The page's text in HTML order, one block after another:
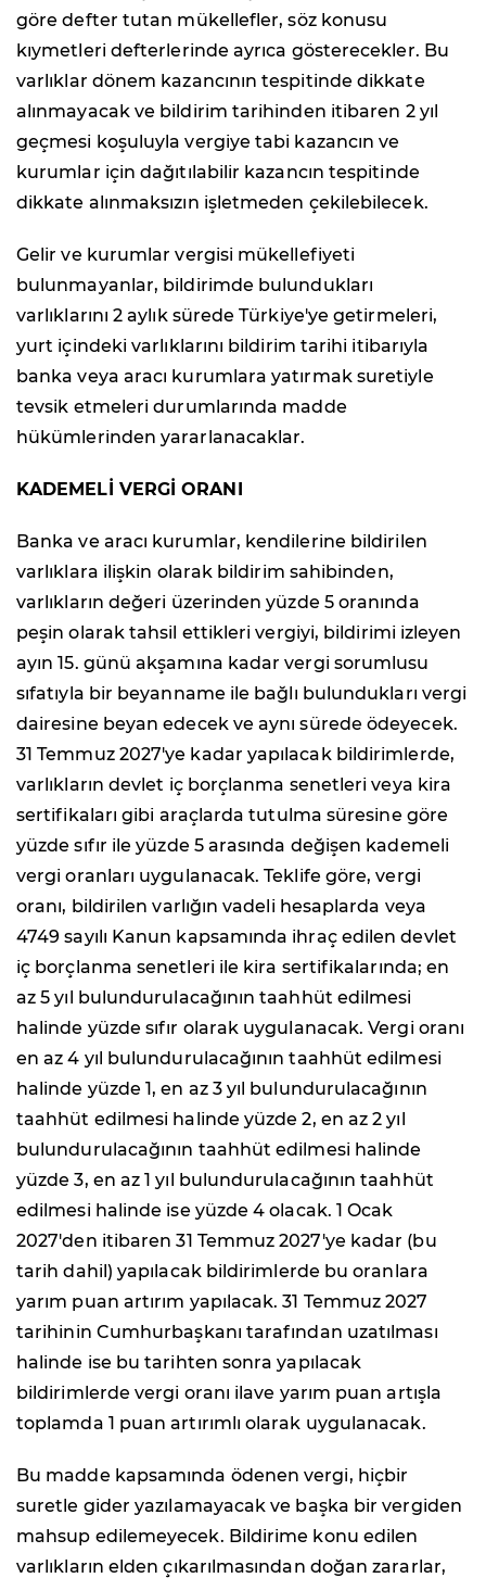
göre defter tutan mükellefler, söz konusu
kıymetleri defterlerinde ayrıca gösterecekler. Bu
varlıklar dönem kazancının tespitinde dikkate
alınmayacak ve bildirim tarihinden itibaren 2 yıl
geçmesi koşuluyla vergiye tabi kazancın ve
kurumlar için dağıtılabilir kazancın tespitinde
dikkate alınmaksızın işletmeden çekilebilecek.
Gelir ve kurumlar vergisi mükellefiyeti
bulunmayanlar, bildirimde bulundukları
varlıklarını 2 aylık sürede Türkiye'ye getirmeleri,
yurt içindeki varlıklarını bildirim tarihi itibarıyla
banka veya aracı kurumlara yatırmak suretiyle
tevsik etmeleri durumlarında madde
hükümlerinden yararlanacaklar.
KADEMELİ VERGİ ORANI
Banka ve aracı kurumlar, kendilerine bildirilen
varlıklara ilişkin olarak bildirim sahibinden,
varlıkların değeri üzerinden yüzde 5 oranında
peşin olarak tahsil ettikleri vergiyi, bildirimi izleyen
ayın 15. günü akşamına kadar vergi sorumlusu
sıfatıyla bir beyanname ile bağlı bulundukları vergi
dairesine beyan edecek ve aynı sürede ödeyecek.
31 Temmuz 2027'ye kadar yapılacak bildirimlerde,
varlıkların devlet iç borçlanma senetleri veya kira
sertifikaları gibi araçlarda tutulma süresine göre
yüzde sıfır ile yüzde 5 arasında değişen kademeli
vergi oranları uygulanacak. Teklife göre, vergi
oranı, bildirilen varlığın vadeli hesaplarda veya
4749 sayılı Kanun kapsamında ihraç edilen devlet
iç borçlanma senetleri ile kira sertifikalarında; en
az 5 yıl bulundurulacağının taahhüt edilmesi
halinde yüzde sıfır olarak uygulanacak. Vergi oranı
en az 4 yıl bulundurulacağının taahhüt edilmesi
halinde yüzde 1, en az 3 yıl bulundurulacağının
taahhüt edilmesi halinde yüzde 2, en az 2 yıl
bulundurulacağının taahhüt edilmesi halinde
yüzde 3, en az 1 yıl bulundurulacağının taahhüt
edilmesi halinde ise yüzde 4 olacak. 1 Ocak
2027'den itibaren 31 Temmuz 2027'ye kadar (bu
tarih dahil) yapılacak bildirimlerde bu oranlara
yarım puan artırım yapılacak. 31 Temmuz 2027
tarihinin Cumhurbaşkanı tarafından uzatılması
halinde ise bu tarihten sonra yapılacak
bildirimlerde vergi oranı ilave yarım puan artışla
toplamda 1 puan artırımlı olarak uygulanacak.
Bu madde kapsamında ödenen vergi, hiçbir
suretle gider yazılamayacak ve başka bir vergiden
mahsup edilemeyecek. Bildirime konu edilen
varlıkların elden çıkarılmasından doğan zararlar,